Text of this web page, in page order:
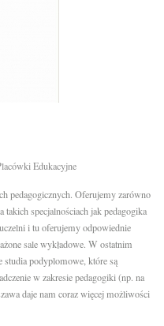
Edukacyjne
pedagogicznych. Oferujemy zarówno
specjalnościach jak pedagogika
i tu oferujemy odpowiednie
sale wykładowe. W ostatnim
studia podyplomowe, które są
w zakresie pedagogiki (np. na
daje nam coraz więcej możliwości